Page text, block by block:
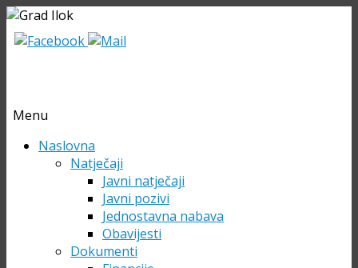
Menu
Skip Naslovna
Natječaji
Javni natječaji
Javni pozivi
Jednostavna nabava
Obavijesti
Dokumenti